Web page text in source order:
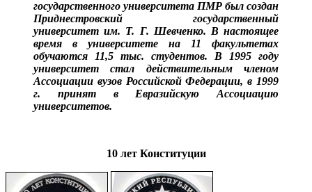
государственного университета ПМР был создан
Приднестровский государственный
университет им. Т. Г. Шевченко. В настоящее
время в университете на 11 факультетах
обучаются 11,5 тыс. студентов. В 1995 году
университет стал действительным членом
Ассоциации вузов Российской Федерации, в 1999
г. принят в Евразийскую Ассоциацию
университетов.
10 лет Конституции